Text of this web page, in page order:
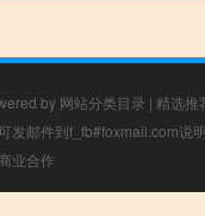
by 网站分类目录 | 精选推
发邮件到f_fb#foxmail.com说
业合作